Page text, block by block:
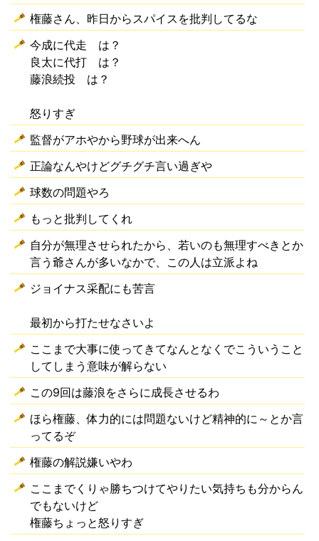
権藤さん、昨日からスパイスを批判してるな
今成に代走 は？
良太に代打 は？
藤浪続投 は？
怒りすぎ
監督がアホやから野球が出来へん
正論なんやけどグチグチ言い過ぎや
球数の問題やろ
もっと批判してくれ
自分が無理させられたから、若いのも無理すべきとか
言う爺さんが多いなかで、この人は立派よね
ジョイナス采配にも苦言
最初から打たせなさいよ
ここまで大事に使ってきてなんとなくでこういうこと
してしまう意味が解らない
この9回は藤浪をさらに成長させるわ
ほら権藤、体力的には問題ないけど精神的に～とか言
ってるぞ
権藤の解説嫌いやわ
ここまでくりゃ勝ちつけてやりたい気持ちも分からん
でもないけど
権藤ちょっと怒りすぎ